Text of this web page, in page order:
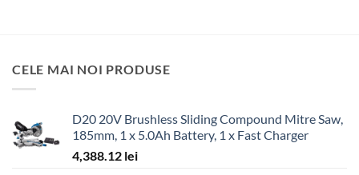
CELE MAI NOI PRODUSE
D20 20V Brushless Sliding Compound Mitre Saw,
185mm, 1 x 5.0Ah Battery, 1 x Fast Charger
4,388.12 lei